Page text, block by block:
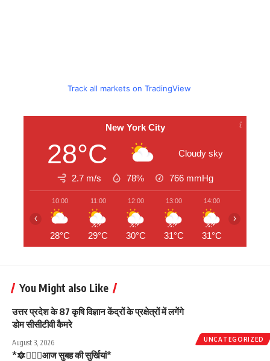
Track all markets on TradingView
New York City
28°C Cloudy sky
2.7 m/s 78% 766 mmHg
10:00
28°C
11:00
29°C
12:00
30°C
13:00
31°C
14:00
31°C
‹ ›
You Might also Like
UNCATEGORIZED
उत्तर प्रदेश के 87 कृषि विज्ञान केंद्रों के प्रक्षेत्रों में लगेंगे
डोम सीसीटीवी कैमरे
August 3, 2026
*🔯💁🏻‍♂️आज सुबह की सुर्खियां*